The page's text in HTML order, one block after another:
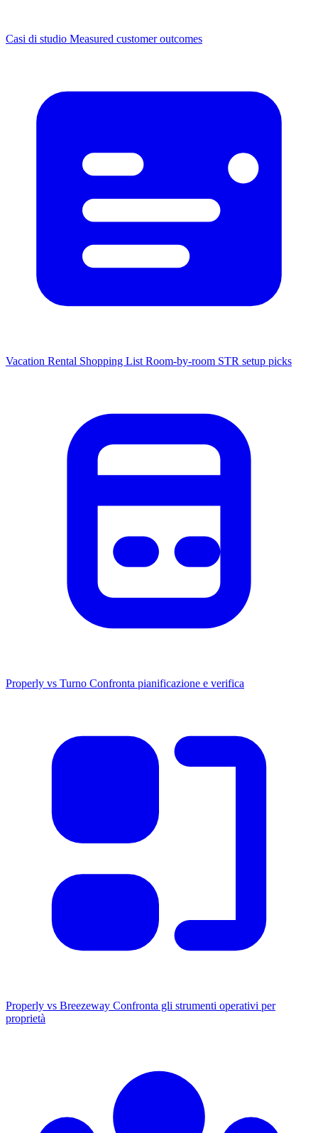
Casi di studio Measured customer outcomes
Vacation Rental Shopping List Room-by-room STR setup picks
Properly vs Turno Confronta pianificazione e verifica
Properly vs Breezeway Confronta gli strumenti operativi per
proprietà